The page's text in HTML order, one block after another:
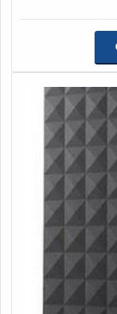
os envolvidos. O
informações sobre
produtos e
entrar em contato
mercado. Sendo
logo será possível
opção! Com uma
experientes, a
seus produtos e
garante uma
de equipamentos.
revender as
exemplo HP,
assim, uma
em 2018, atuando
segmento de TI e
empresa atende